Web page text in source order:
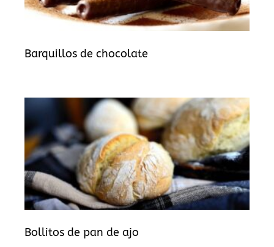
Barquillos de chocolate
Bollitos de pan de ajo